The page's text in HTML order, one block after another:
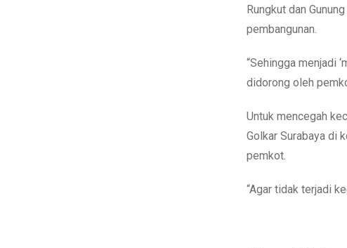
Rungkut dan
pembangunan.
“Sehingga menjadi
didorong oleh
Untuk mencegah
Golkar Surabaya di
pemkot.
“Agar tidak terjadi